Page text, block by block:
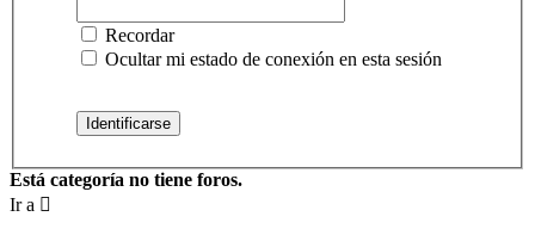
Recordar
Ocultar mi estado de conexión en esta sesión
Está categoría no tiene foros.
Ir a